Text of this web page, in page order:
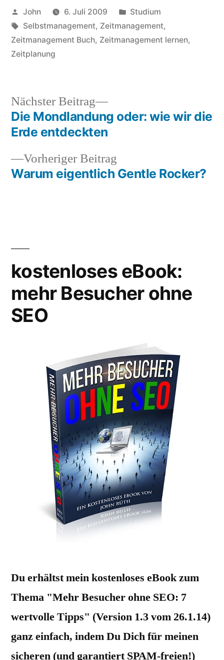
Veröffentlicht
von
John 6. Juli 2009
Veröffentlicht
in
Studium
Schlagwörter:
Selbstmanagement, Zeitmanagement,
Zeitmanagement Buch, Zeitmanagement lernen,
Zeitplanung
Beitragsnavigation
Vorheriger Beitrag
Beitrag:
Warum eigentlich Gentle Rocker?
Nächster Beitrag
Nächster
Beitrag:
Die Mondlandung oder: wie wir die
Erde entdeckten
kostenloses eBook:
mehr Besucher ohne
SEO
Du erhältst mein kostenloses eBook zum
Thema "Mehr Besucher ohne SEO: 7
wertvolle Tipps" (Version 1.3 vom 26.1.14)
ganz einfach, indem Du Dich für meinen
sicheren (und garantiert SPAM-freien!)